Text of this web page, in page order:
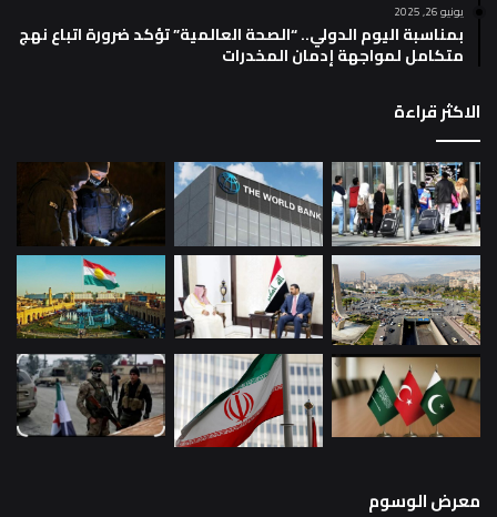
يونيو 26, 2025
بمناسبة اليوم الدولي.. “الصحة العالمية” تؤكد ضرورة اتباع نهج
متكامل لمواجهة إدمان المخدرات
الاكثر قراءة
معرض الوسوم